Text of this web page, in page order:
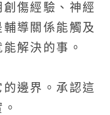
傷經驗、神經
導關係能觸及
解決的事。
邊界。承認這